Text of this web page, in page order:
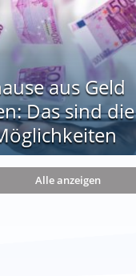
aus Geld
Das sind
Alle anzeigen